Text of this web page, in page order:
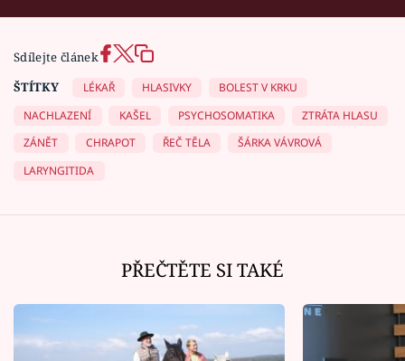
Sdílejte článek
ŠTÍTKY
LÉKAŘ HLASIVKY
BOLEST V KRKU
NACHLAZENÍ
KAŠEL PSYCHOSOMATIKA
ZTRÁTA HLASU
ZÁNĚT
CHRAPOT ŘEČ TĚLA
ŠÁRKA VÁVROVÁ
LARYNGITIDA
PŘEČTĚTE SI TAKÉ